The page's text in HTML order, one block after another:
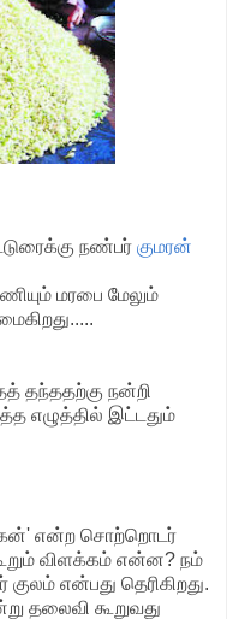
நண்பர் குமரன
மரபை மேலும்
தந்ததற்கு நன்றி
எழுத்தில் இட்டதும்
மகன்' என்ற சொற்றொடர்
விளக்கம் என்ன? நம்
என்பது தெரிகிறது.
தலைவி கூறுவது